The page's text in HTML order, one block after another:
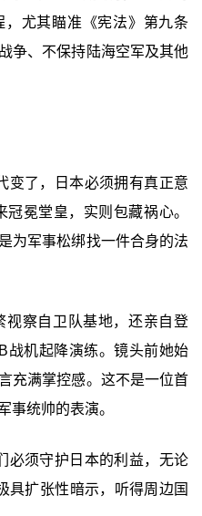
尤其瞄准《宪法》第九条
、不保持陆海空军及其他
变了，日本必须拥有真正意
冠冕堂皇，实则包藏祸心。
为军事松绑找一件合身的法
视察自卫队基地，还亲自登
战机起降演练。镜头前她始
充满掌控感。这不是一位首
事统帅的表演。
必须守护日本的利益，无论
具扩张性暗示，听得周边国